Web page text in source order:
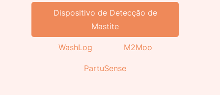
Dispositivo de Detecção de
Mastite
WashLog M2Moo
PartuSense